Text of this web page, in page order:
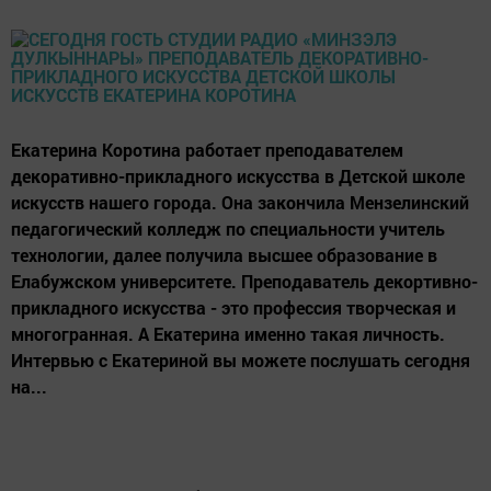
Екатерина Коротина работает преподавателем
декоративно-прикладного искусства в Детской школе
искусств нашего города. Она закончила Мензелинский
педагогический колледж по специальности учитель
технологии, далее получила высшее образование в
Елабужском университете. Преподаватель декортивно-
прикладного искусства - это профессия творческая и
многогранная. А Екатерина именно такая личность.
Интервью с Екатериной вы можете послушать сегодня
на...